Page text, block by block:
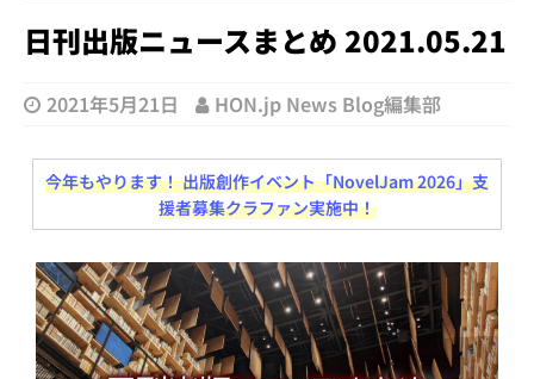
日刊出版ニュースまとめ 2021.05.21
2021年5月21日 HON.jp News Blog編集部
今年もやります！ 出版創作イベント「NovelJam 2026」支
援者募集クラファン実施中！